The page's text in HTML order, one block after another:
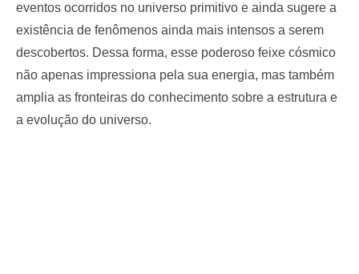
eventos ocorridos no universo primitivo e ainda sugere a
existência de fenômenos ainda mais intensos a serem
descobertos. Dessa forma, esse poderoso feixe cósmico
não apenas impressiona pela sua energia, mas também
amplia as fronteiras do conhecimento sobre a estrutura e
a evolução do universo.